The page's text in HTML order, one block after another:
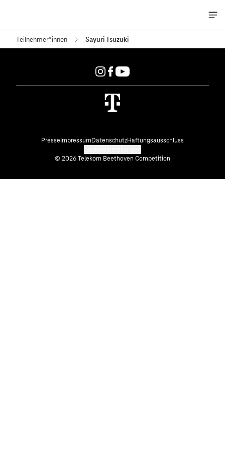
Teilnehmer*innen Sayuri Tsuzuki
© 2026 Telekom Beethoven Competition
PresseImpressumDatenschutzHaftungsausschluss